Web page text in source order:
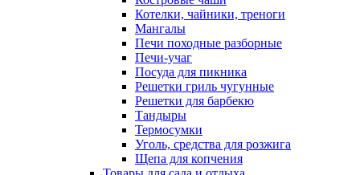
Котелки, чайники, треноги
Мангалы
Печи походные разборные
Печи-учаг
Посуда для пикника
Решетки гриль чугунные
Решетки для барбекю
Тандыры
Термосумки
Уголь, средства для розжига
Щепа для копчения